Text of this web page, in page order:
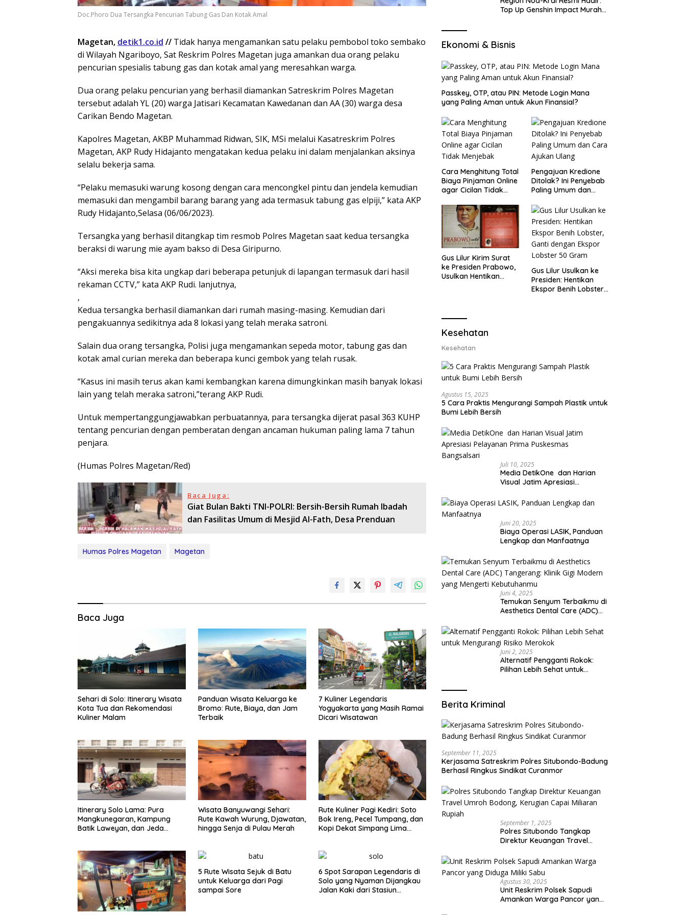
Doc.Phoro Dua Tersangka Pencurian Tabung Gas Dan Kotak Amal
Magetan, detik1.co.id // Tidak hanya mengamankan satu pelaku pembobol toko sembako
di Wilayah Ngariboyo, Sat Reskrim Polres Magetan juga amankan dua orang pelaku
pencurian spesialis tabung gas dan kotak amal yang meresahkan warga.
Dua orang pelaku pencurian yang berhasil diamankan Satreskrim Polres Magetan
tersebut adalah YL (20) warga Jatisari Kecamatan Kawedanan dan AA (30) warga desa
Carikan Bendo Magetan.
Kapolres Magetan, AKBP Muhammad Ridwan, SIK, MSi melalui Kasatreskrim Polres
Magetan, AKP Rudy Hidajanto mengatakan kedua pelaku ini dalam menjalankan aksinya
selalu bekerja sama.
“Pelaku memasuki warung kosong dengan cara mencongkel pintu dan jendela kemudian
memasuki dan mengambil barang barang yang ada termasuk tabung gas elpiji,” kata AKP
Rudy Hidajanto,Selasa (06/06/2023).
Tersangka yang berhasil ditangkap tim resmob Polres Magetan saat kedua tersangka
beraksi di warung mie ayam bakso di Desa Giripurno.
“Aksi mereka bisa kita ungkap dari beberapa petunjuk di lapangan termasuk dari hasil
rekaman CCTV,” kata AKP Rudi. lanjutnya,
,
Kedua tersangka berhasil diamankan dari rumah masing-masing. Kemudian dari
pengakuannya sedikitnya ada 8 lokasi yang telah meraka satroni.
Salain dua orang tersangka, Polisi juga mengamankan sepeda motor, tabung gas dan
kotak amal curian mereka dan beberapa kunci gembok yang telah rusak.
“Kasus ini masih terus akan kami kembangkan karena dimungkinkan masih banyak lokasi
lain yang telah meraka satroni,”terang AKP Rudi.
Untuk mempertanggungjawabkan perbuatannya, para tersangka dijerat pasal 363 KUHP
tentang pencurian dengan pemberatan dengan ancaman hukuman paling lama 7 tahun
penjara.
(Humas Polres Magetan/Red)
Baca Juga:
Giat Bulan Bakti TNI-POLRI: Bersih-Bersih Rumah Ibadah
dan Fasilitas Umum di Mesjid Al-Fath, Desa Prenduan
Humas Polres Magetan Magetan
Baca Juga
Sehari di Solo: Itinerary Wisata
Kota Tua dan Rekomendasi
Kuliner Malam
Panduan Wisata Keluarga ke
Bromo: Rute, Biaya, dan Jam
Terbaik
7 Kuliner Legendaris
Yogyakarta yang Masih Ramai
Dicari Wisatawan
Itinerary Solo Lama: Pura
Mangkunegaran, Kampung
Batik Laweyan, dan Jeda
Wisata Banyuwangi Sehari:
Rute Kawah Wurung, Djawatan,
hingga Senja di Pulau Merah
Rute Kuliner Pagi Kediri: Soto
Bok Ireng, Pecel Tumpang, dan
Kopi Dekat Simpang Lima
5 Rute Wisata Sejuk di Batu
untuk Keluarga dari Pagi
sampai Sore
6 Spot Sarapan Legendaris di
Solo yang Nyaman Dijangkau
Jalan Kaki dari Stasiun
Top Up Genshin Impact Murah
Ekonomi & Bisnis
Passkey, OTP, atau PIN: Metode Login Mana
yang Paling Aman untuk Akun Finansial?
Cara Menghitung Total
Biaya Pinjaman Online
agar Cicilan Tidak
Pengajuan Kredione
Ditolak? Ini Penyebab
Paling Umum dan
Gus Lilur Kirim Surat
ke Presiden Prabowo,
Usulkan Hentikan
Gus Lilur Usulkan ke
Presiden: Hentikan
Ekspor Benih Lobster,
Kesehatan
Kesehatan
Agustus 15, 2025
5 Cara Praktis Mengurangi Sampah Plastik untuk
Bumi Lebih Bersih
Juli 10, 2025
Media DetikOne dan Harian
Visual Jatim Apresiasi
Bangsalsari
Juni 20, 2025
Biaya Operasi LASIK, Panduan
Lengkap dan Manfaatnya
Juni 4, 2025
Temukan Senyum Terbaikmu di
Aesthetics Dental Care (ADC)
yang Mengerti Kebutuhanmu
Juni 2, 2025
Alternatif Pengganti Rokok:
Pilihan Lebih Sehat untuk
Berita Kriminal
September 11, 2025
Kerjasama Satreskrim Polres Situbondo-Badung
Berhasil Ringkus Sindikat Curanmor
September 1, 2025
Polres Situbondo Tangkap
Direktur Keuangan Travel
Capai Miliaran Rupiah
Agustus 30, 2025
Unit Reskrim Polsek Sapudi
Amankan Warga Pancor yang